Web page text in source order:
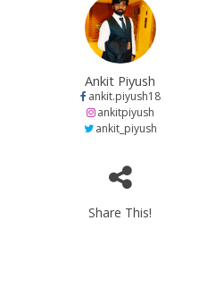
Ankit Piyush
ankit.piyush18
ankitpiyush
ankit_piyush
Share This!